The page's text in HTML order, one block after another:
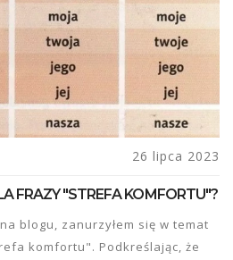
26 lipca 2023
FRAZY "STREFA KOMFORTU"?
blogu, zanurzyłem się w temat
komfortu". Podkreślając, że